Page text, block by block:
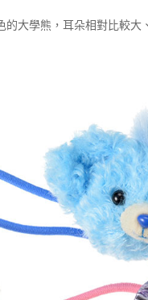
的大學熊，耳朵相對比較大